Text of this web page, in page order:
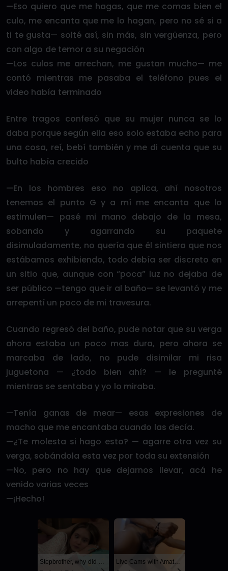
—Eso quiero que me hagas, que me comas bien el
culo, me encanta que me lo hagan, pero no sé si a
ti te gusta— solté así, sin más, sin vergüenza, pero
con algo de temor a su negación
—Los culos me arrechan, me gustan mucho— me
contó mientras me pasaba el teléfono pues el
video había terminado
Entre tragos confesó que su mujer nunca se lo
daba porque según ella eso solo estaba echo para
una cosa, reí, bebí también y me di cuenta que su
bulto había crecido
—En los hombres eso no aplica, ahí nosotros
tenemos el punto G y a mí me encanta que lo
estimulen— pasé mi mano debajo de la mesa,
sobando y agarrando su paquete
disimuladamente, no quería que él sintiera que nos
estábamos exhibiendo, todo debía ser discreto en
un sitio que, aunque con “poca” luz no dejaba de
ser público —tengo que ir al baño— se levantó y me
arrepentí un poco de mi travesura.
Cuando regresó del baño, pude notar que su verga
ahora estaba un poco mas dura, pero ahora se
marcaba de lado, no pude disimilar mi risa
juguetona — ¿todo bien ahí? — le pregunté
mientras se sentaba y yo lo miraba.
—Tenía ganas de mear— esas expresiones de
macho que me encantaba cuando las decía.
—¿Te molesta si hago esto? — agarre otra vez su
verga, sobándola esta vez por toda su extensión
—No, pero no hay que dejarnos llevar, acá he
venido varias veces
—¡Hecho!
Stepbrother, why did you show me your dick? Now I want to fuck you with my wet pussy Live Cams with Amateur Men